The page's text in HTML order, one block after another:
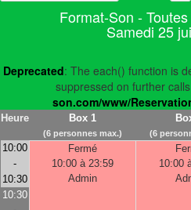
Format-Son -
Samedi 25
Deprecated: The each() function is
suppressed on further
son.com/www/
Heure Box 1
(6 personnes max.) (6
10:00
-
10:30
Fermé
10:00 à 23:59
Admin
10:00
10:30